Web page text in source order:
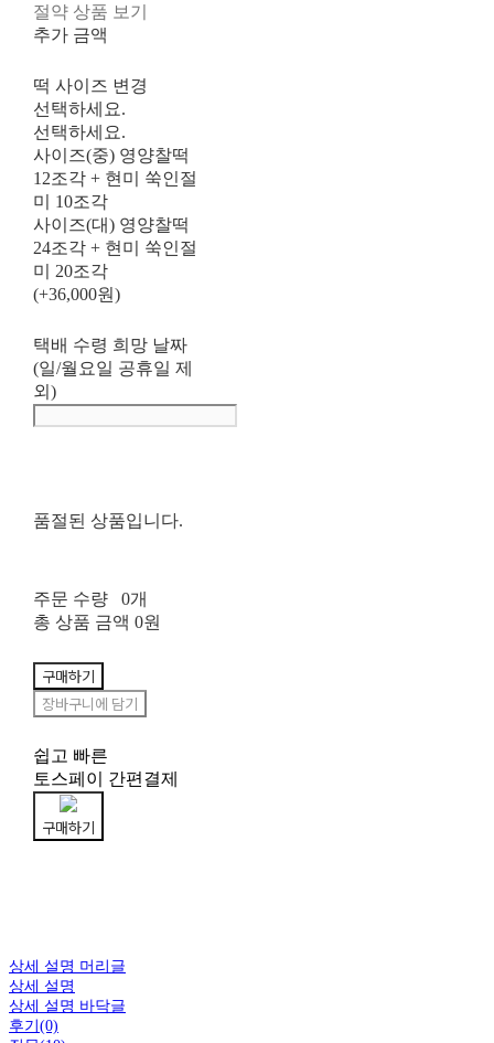
절약 상품 보기
추가 금액
떡 사이즈 변경
선택하세요.
선택하세요.
사이즈(중) 영양찰떡
12조각 + 현미 쑥인절
미 10조각
사이즈(대) 영양찰떡
24조각 + 현미 쑥인절
미 20조각
(+36,000원)
택배 수령 희망 날짜
(일/월요일 공휴일 제
외)
품절된 상품입니다.
주문 수량
0개
총 상품 금액 0원
구매하기
장바구니에 담기
쉽고 빠른
토스페이 간편결제
구매하기
상세 설명 머리글
상세 설명
상세 설명 바닥글
후기(0)